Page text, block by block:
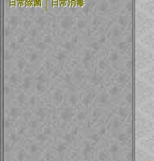
日常除菌
日常消毒